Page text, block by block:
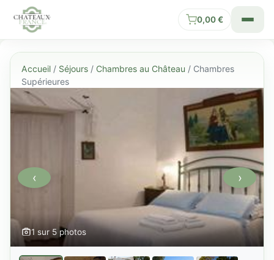
0,00€
Accueil / Séjours / Chambres au Château / Chambres
Supérieures
1 sur 5 photos
‹ ›